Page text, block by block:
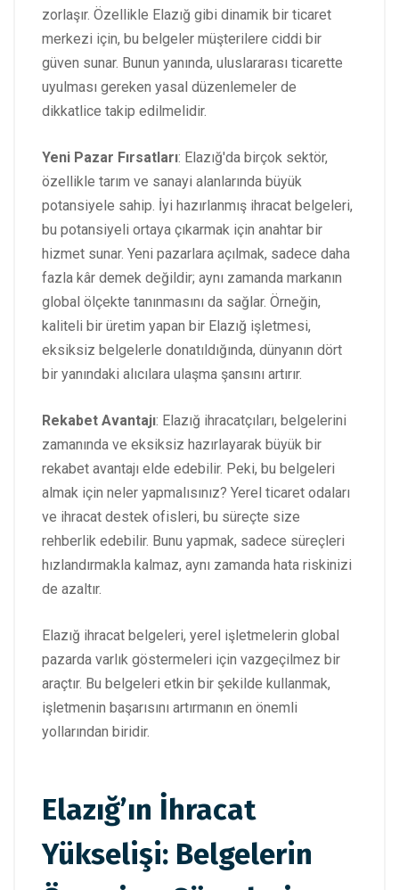
zorlaşır. Özellikle Elazığ gibi dinamik bir ticaret
merkezi için, bu belgeler müşterilere ciddi bir
güven sunar. Bunun yanında, uluslararası ticarette
uyulması gereken yasal düzenlemeler de
dikkatlice takip edilmelidir.
Yeni Pazar Fırsatları: Elazığ'da birçok sektör,
özellikle tarım ve sanayi alanlarında büyük
potansiyele sahip. İyi hazırlanmış ihracat belgeleri,
bu potansiyeli ortaya çıkarmak için anahtar bir
hizmet sunar. Yeni pazarlara açılmak, sadece daha
fazla kâr demek değildir; aynı zamanda markanın
global ölçekte tanınmasını da sağlar. Örneğin,
kaliteli bir üretim yapan bir Elazığ işletmesi,
eksiksiz belgelerle donatıldığında, dünyanın dört
bir yanındaki alıcılara ulaşma şansını artırır.
Rekabet Avantajı: Elazığ ihracatçıları, belgelerini
zamanında ve eksiksiz hazırlayarak büyük bir
rekabet avantajı elde edebilir. Peki, bu belgeleri
almak için neler yapmalısınız? Yerel ticaret odaları
ve ihracat destek ofisleri, bu süreçte size
rehberlik edebilir. Bunu yapmak, sadece süreçleri
hızlandırmakla kalmaz, aynı zamanda hata riskinizi
de azaltır.
Elazığ ihracat belgeleri, yerel işletmelerin global
pazarda varlık göstermeleri için vazgeçilmez bir
araçtır. Bu belgeleri etkin bir şekilde kullanmak,
işletmenin başarısını artırmanın en önemli
yollarından biridir.
Elazığ’ın İhracat
Yükselişi: Belgelerin